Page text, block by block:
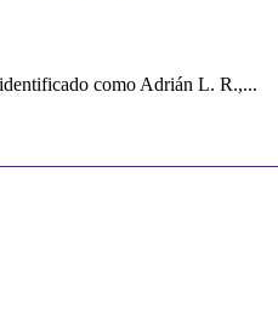
como Adrián L. R.,...